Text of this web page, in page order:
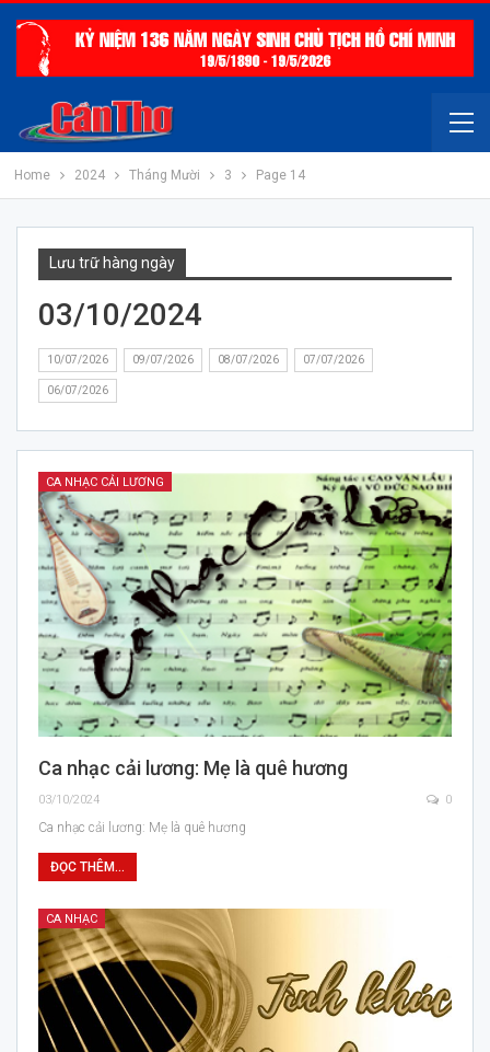
Home 2024 Tháng Mười 3 Page 14
Lưu trữ hàng ngày
03/10/2024
10/07/2026 09/07/2026 08/07/2026 07/07/2026
06/07/2026
CA NHẠC CẢI LƯƠNG
Ca nhạc cải lương: Mẹ là quê hương
03/10/2024 0
Ca nhạc cải lương: Mẹ là quê hương
ĐỌC THÊM...
CA NHẠC